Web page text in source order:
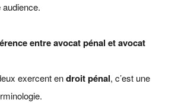
entre avocat pénal et avocat
exercent endroit pénal, c’est une